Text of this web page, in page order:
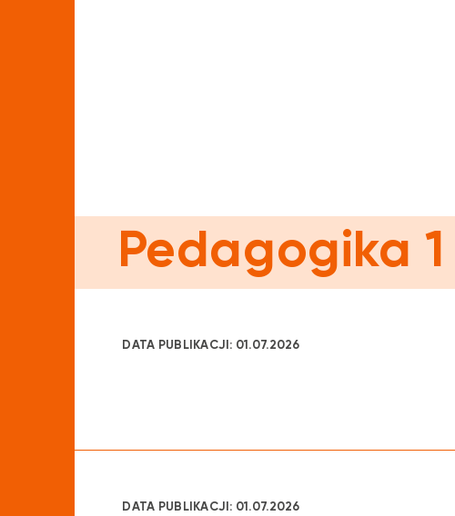
Pedagogika
DATA PUBLIKACJI: 01.07.2026
DATA PUBLIKACJI: 01.07.2026